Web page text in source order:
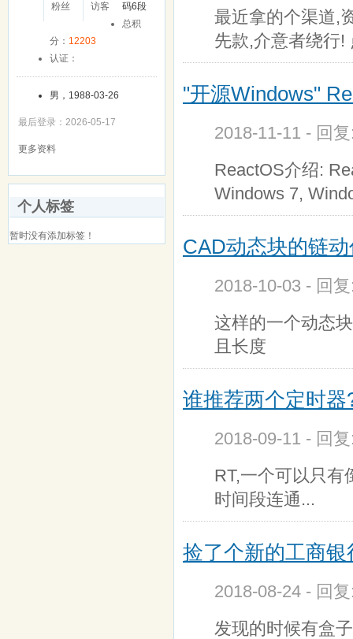
粉丝
访客
码6段
总积
分： 12203
认证：
男，1988-03-26
最后登录：2026-05-17
更多资料
个人标签
暂时没有添加标签！
最近拿的个渠道,
先款,介意者绕行!
"开源Windows"
2018-11-11 - 回
ReactOS介绍:
Windows 7,
CAD动态块的链
2018-10-03 - 回
这样的一个动态
且长度
谁推荐两个定时器
2018-09-11 - 回
RT,一个可以只有
时间段连通...
捡了个新的工商
2018-08-24 - 回
发现的时候有盒